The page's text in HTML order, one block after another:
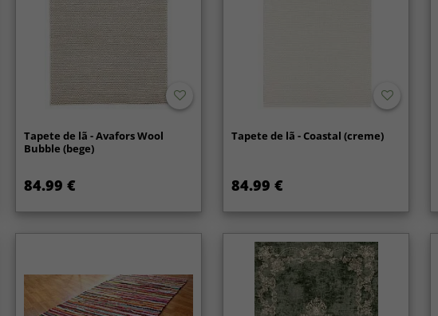
Tapete de lã - Avafors Wool
Bubble (bege)
84.99 €
Tapete de lã - Coastal (creme)
84.99 €